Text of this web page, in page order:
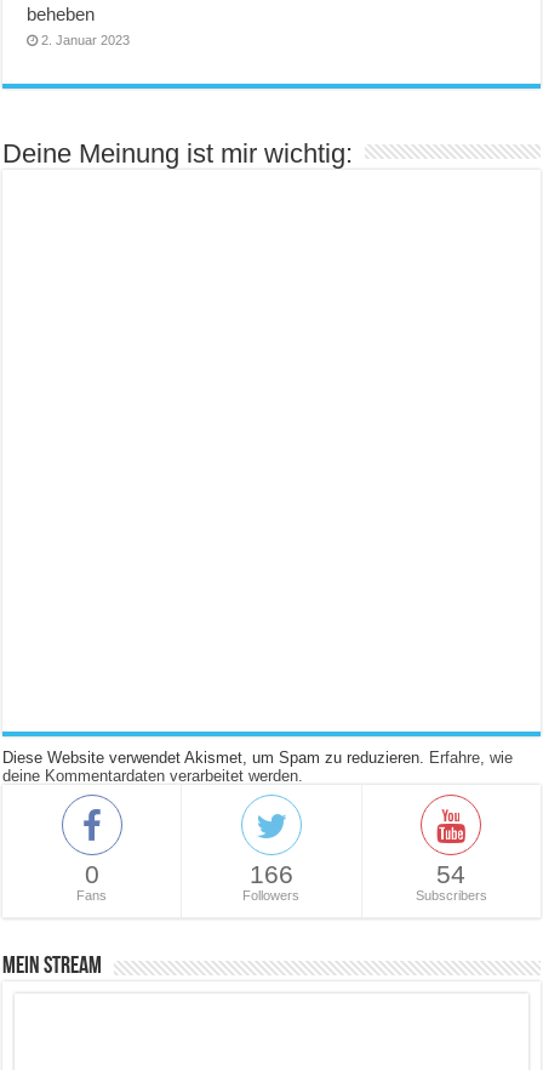
beheben
2. Januar 2023
Deine Meinung ist mir wichtig:
Diese Website verwendet Akismet, um Spam zu reduzieren. Erfahre, wie
deine Kommentardaten verarbeitet werden.
0
Fans
166
Followers
54
Subscribers
Mein Stream